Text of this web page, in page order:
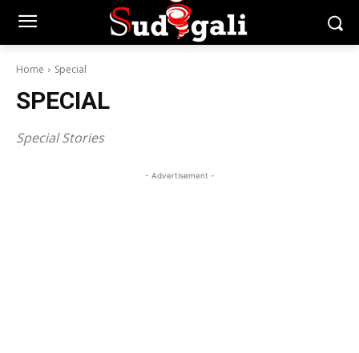
Home Special
SPECIAL
Special Stories
- Advertisement -